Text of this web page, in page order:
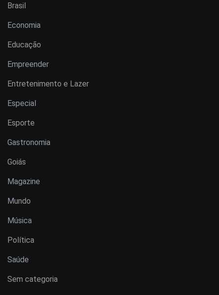
Brasil
Economia
Educação
Empreender
Entretenimento e Lazer
Especial
Esporte
Gastronomia
Goiás
Magazine
Mundo
Música
Política
Saúde
Sem categoria